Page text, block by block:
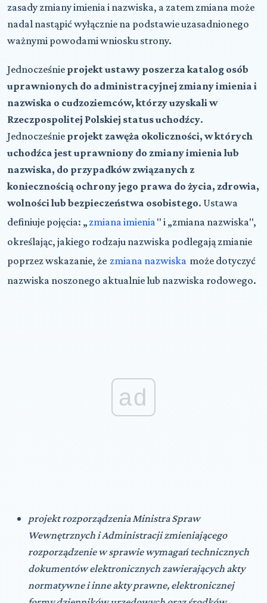
zasady zmiany imienia i nazwiska, a zatem zmiana może
nadal nastąpić wyłącznie na podstawie uzasadnionego
ważnymi powodami wniosku strony.
Jednocześnie projekt ustawy poszerza katalog osób
uprawnionych do administracyjnej zmiany imienia i
nazwiska o cudzoziemców, którzy uzyskali w
Rzeczpospolitej Polskiej status uchodźcy.
Jednocześnie projekt zawęża okoliczności, w których
uchodźca jest uprawniony do zmiany imienia lub
nazwiska, do przypadków związanych z
koniecznością ochrony jego prawa do życia, zdrowia,
wolności lub bezpieczeństwa osobistego. Ustawa
definiuje pojęcia: „ zmiana imienia " i „zmiana nazwiska",
określając, jakiego rodzaju nazwiska podlegają zmianie
poprzez wskazanie, że zmiana nazwiska może dotyczyć
nazwiska noszonego aktualnie lub nazwiska rodowego.
ad
projekt rozporządzenia Ministra Spraw
Wewnętrznych i Administracji zmieniającego
rozporządzenie w sprawie wymagań technicznych
dokumentów elektronicznych zawierających akty
normatywne i inne akty prawne, elektronicznej